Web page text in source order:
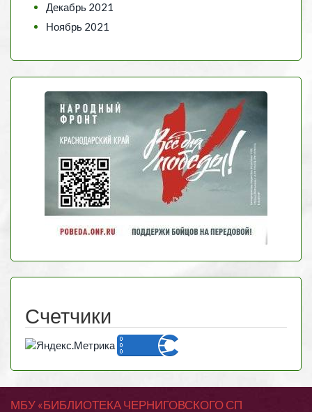
Декабрь 2021
Ноябрь 2021
Счетчики
МБУ «БИБЛИОТЕКА ЧЕРНИГОВСКОГО СП